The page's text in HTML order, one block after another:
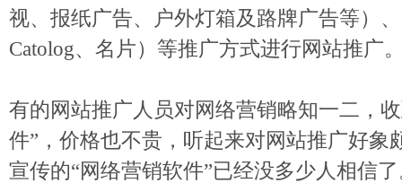
视、报纸广告、户外灯箱及路牌广告等）
Catolog、名片）等推广方式进行网站推广
有的网站推广人员对网络营销略知一二，
件”，价格也不贵，听起来对网站推广好
宣传的“网络营销软件”已经没多少人相信